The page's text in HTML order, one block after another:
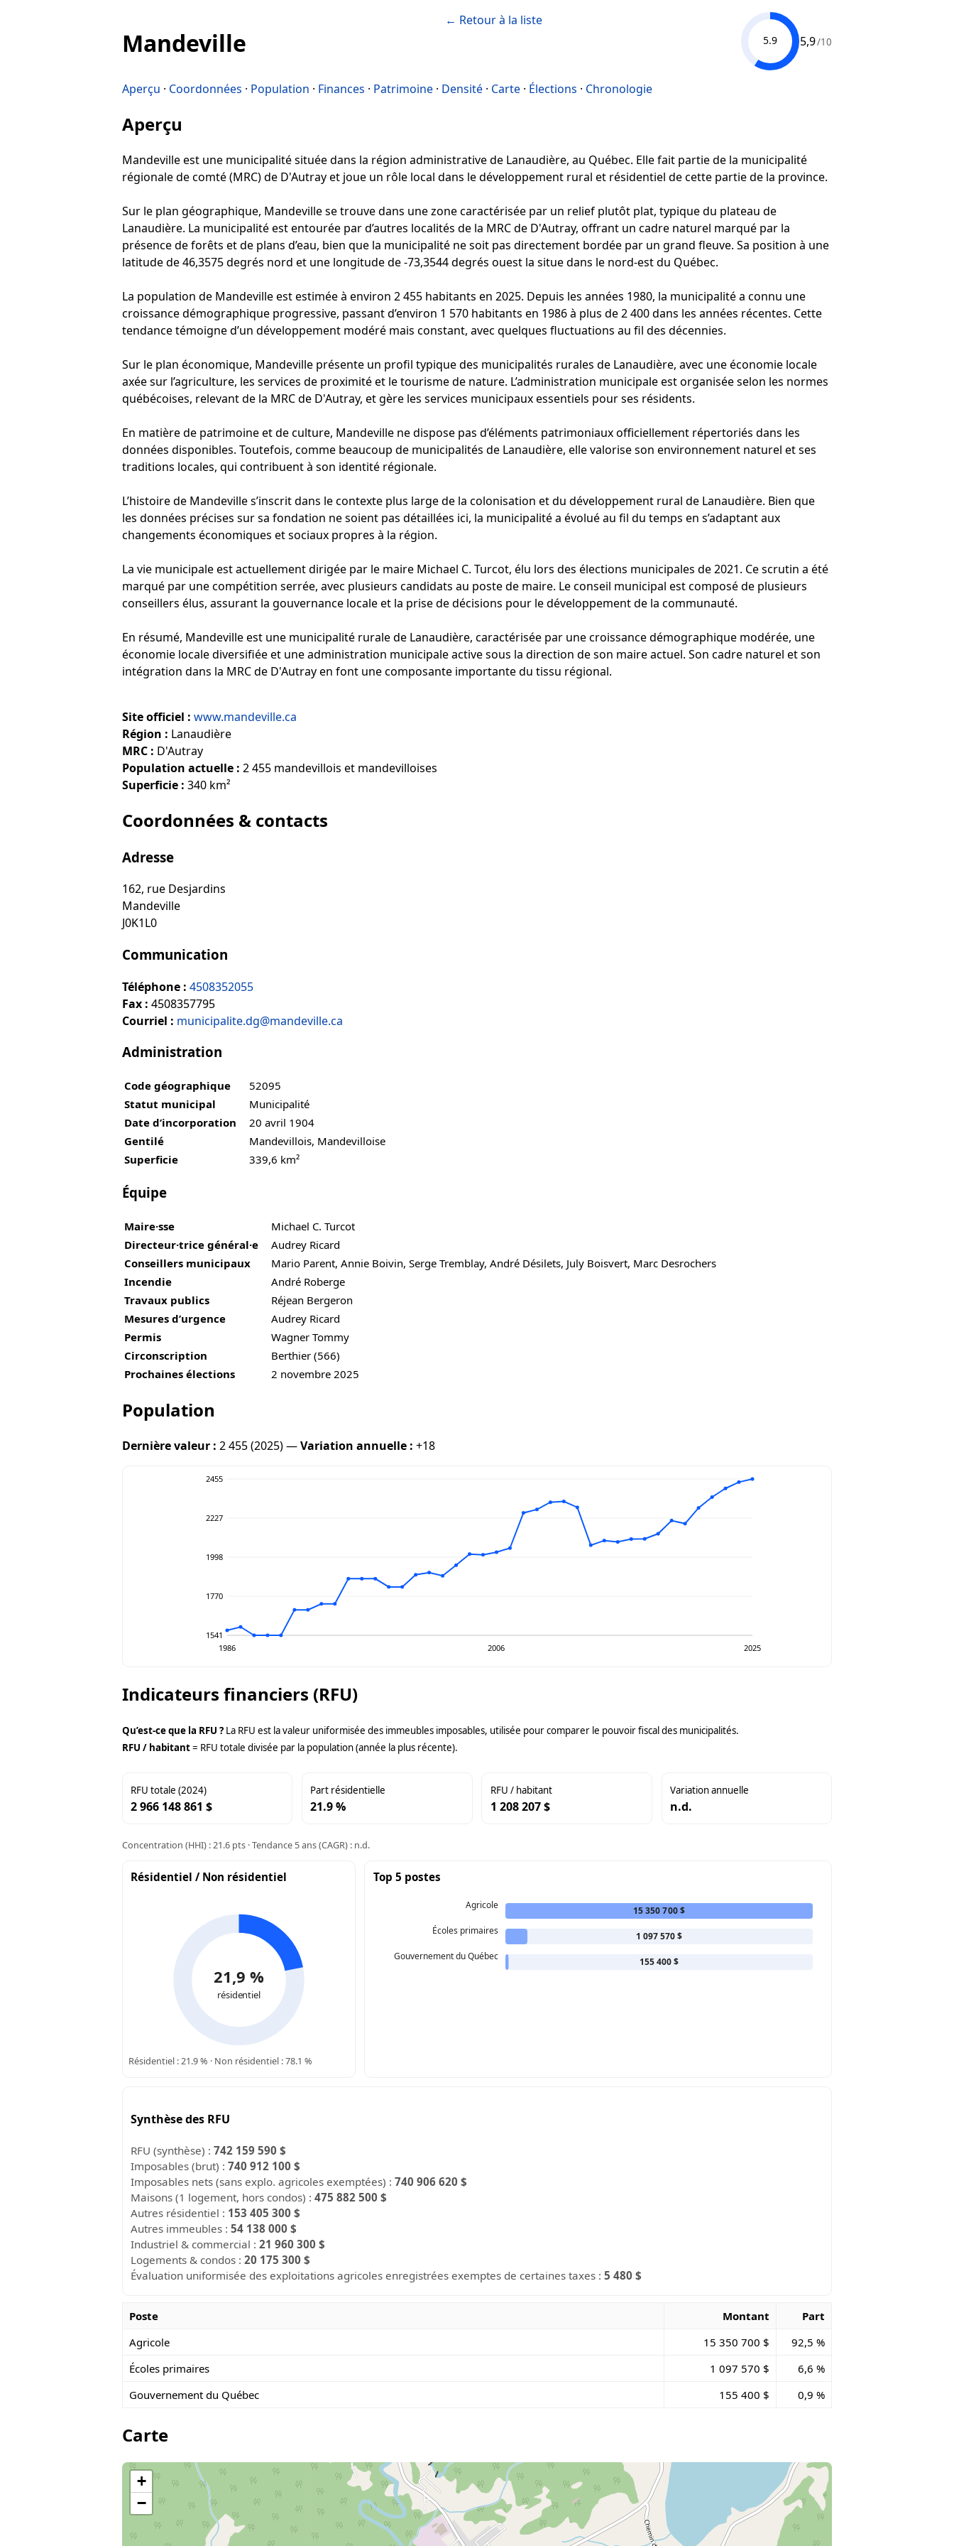
Mandeville
← Retour à la liste
5.9 5,9/10
Aperçu · Coordonnées · Population · Finances · Patrimoine · Densité · Carte · Élections · Chronologie
Aperçu
Mandeville est une municipalité située dans la région administrative de Lanaudière, au Québec. Elle fait partie de la municipalité
régionale de comté (MRC) de D'Autray et joue un rôle local dans le développement rural et résidentiel de cette partie de la province.
Sur le plan géographique, Mandeville se trouve dans une zone caractérisée par un relief plutôt plat, typique du plateau de
Lanaudière. La municipalité est entourée par d’autres localités de la MRC de D'Autray, offrant un cadre naturel marqué par la
présence de forêts et de plans d’eau, bien que la municipalité ne soit pas directement bordée par un grand fleuve. Sa position à une
latitude de 46,3575 degrés nord et une longitude de -73,3544 degrés ouest la situe dans le nord-est du Québec.
La population de Mandeville est estimée à environ 2 455 habitants en 2025. Depuis les années 1980, la municipalité a connu une
croissance démographique progressive, passant d’environ 1 570 habitants en 1986 à plus de 2 400 dans les années récentes. Cette
tendance témoigne d’un développement modéré mais constant, avec quelques fluctuations au fil des décennies.
Sur le plan économique, Mandeville présente un profil typique des municipalités rurales de Lanaudière, avec une économie locale
axée sur l’agriculture, les services de proximité et le tourisme de nature. L’administration municipale est organisée selon les normes
québécoises, relevant de la MRC de D'Autray, et gère les services municipaux essentiels pour ses résidents.
En matière de patrimoine et de culture, Mandeville ne dispose pas d’éléments patrimoniaux officiellement répertoriés dans les
données disponibles. Toutefois, comme beaucoup de municipalités de Lanaudière, elle valorise son environnement naturel et ses
traditions locales, qui contribuent à son identité régionale.
L’histoire de Mandeville s’inscrit dans le contexte plus large de la colonisation et du développement rural de Lanaudière. Bien que
les données précises sur sa fondation ne soient pas détaillées ici, la municipalité a évolué au fil du temps en s’adaptant aux
changements économiques et sociaux propres à la région.
La vie municipale est actuellement dirigée par le maire Michael C. Turcot, élu lors des élections municipales de 2021. Ce scrutin a été
marqué par une compétition serrée, avec plusieurs candidats au poste de maire. Le conseil municipal est composé de plusieurs
conseillers élus, assurant la gouvernance locale et la prise de décisions pour le développement de la communauté.
En résumé, Mandeville est une municipalité rurale de Lanaudière, caractérisée par une croissance démographique modérée, une
économie locale diversifiée et une administration municipale active sous la direction de son maire actuel. Son cadre naturel et son
intégration dans la MRC de D'Autray en font une composante importante du tissu régional.
Site officiel : www.mandeville.ca
Région : Lanaudière
MRC : D'Autray
Population actuelle : 2 455 mandevillois et mandevilloises
Superficie : 340 km²
Coordonnées & contacts
Adresse
162, rue Desjardins
Mandeville
J0K1L0
Communication
Téléphone : 4508352055
Fax : 4508357795
Courriel : municipalite.dg@mandeville.ca
Administration
Code géographique
52095
Statut municipal
Municipalité
Date d’incorporation
20 avril 1904
Gentilé
Mandevillois, Mandevilloise
Superficie
339,6 km²
Équipe
Maire·sse
Michael C. Turcot
Directeur·trice général·e
Audrey Ricard
Conseillers municipaux
Mario Parent, Annie Boivin, Serge Tremblay, André Désilets, July Boisvert, Marc Desrochers
Incendie
André Roberge
Travaux publics
Réjean Bergeron
Mesures d’urgence
Audrey Ricard
Permis
Wagner Tommy
Circonscription
Berthier (566)
Prochaines élections
2 novembre 2025
Population
Dernière valeur : 2 455 (2025) —Variation annuelle : +18
2455
2227
1998
1770
1541
1986
2006 2025
Indicateurs financiers (RFU)
Qu’est-ce que la RFU ? La RFU est la valeur uniformisée des immeubles imposables, utilisée pour comparer le pouvoir fiscal des municipalités.
RFU / habitant= RFU totale divisée par la population (année la plus récente).
RFU totale (2024)
2 966 148 861 $
Part résidentielle
21.9 %
RFU / habitant
1 208 207 $
Variation annuelle
n.d.
Concentration (HHI) : 21.6 pts · Tendance 5 ans (CAGR) : n.d.
Résidentiel / Non résidentiel
21,9 %
résidentiel
Résidentiel : 21.9 % · Non résidentiel : 78.1 %
Top 5 postes
Agricole 15 350 700 $
Écoles primaires
1 097 570 $
Gouvernement du Québec
155 400 $
Synthèse des RFU
RFU (synthèse) :742 159 590 $
Imposables (brut) :740 912 100 $
Imposables nets (sans explo. agricoles exemptées) :740 906 620 $
Maisons (1 logement, hors condos) :475 882 500 $
Autres résidentiel : 153 405 300 $
Autres immeubles :54 138 000 $
Industriel & commercial :21 960 300 $
Logements & condos :20 175 300 $
Évaluation uniformisée des exploitations agricoles enregistrées exemptes de certaines taxes :5 480 $
Poste Montant
Part
Agricole
15 350 700 $
92,5 %
Écoles primaires
1 097 570 $
6,6 %
Gouvernement du Québec
155 400 $ 0,9 %
Carte
+
−